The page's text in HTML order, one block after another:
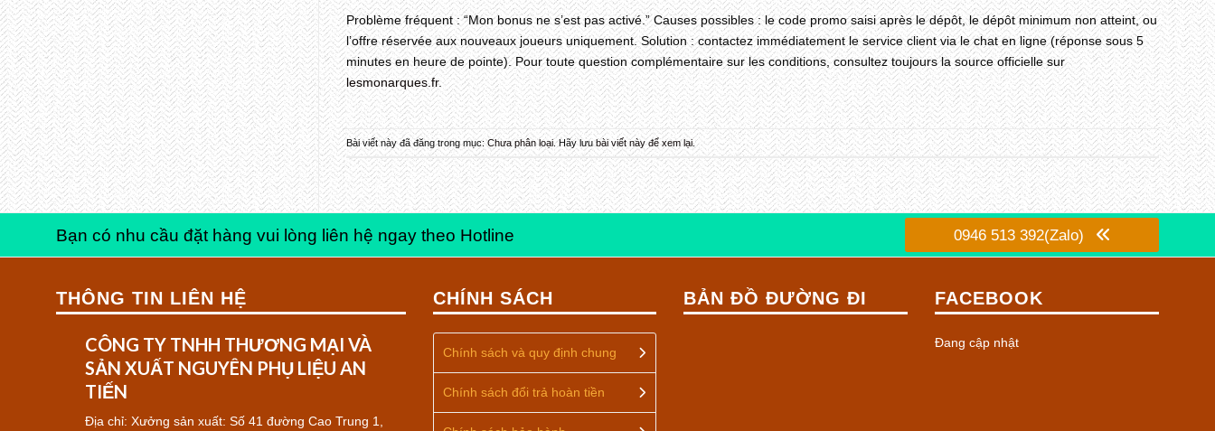
Problème fréquent : “Mon bonus ne s’est pas activé.” Causes possibles : le code promo saisi après le dépôt, le dépôt minimum non atteint, ou
l’offre réservée aux nouveaux joueurs uniquement. Solution : contactez immédiatement le service client via le chat en ligne (réponse sous 5
minutes en heure de pointe). Pour toute question complémentaire sur les conditions, consultez toujours la source officielle sur
lesmonarques.fr.
Bài viết này đã đăng trong mục:Chưa phân loại. Hãy lưubài viết này để xem lại.
Bạn có nhu cầu đặt hàng vui lòng liên hệ ngay theo Hotline 0946 513 392(Zalo)
THÔNG TIN LIÊN HỆ
CÔNG TY TNHH THƯƠNG MẠI VÀ
SẢN XUẤT NGUYÊN PHỤ LIỆU AN
TIẾN
Địa chỉ: Xưởng sản xuất: Số 41 đường Cao Trung 1,
CHÍNH SÁCH
Chính sách và quy định chung
Chính sách đổi trả hoàn tiền
BẢN ĐỒ ĐƯỜNG ĐI FACEBOOK
Đang cập nhật